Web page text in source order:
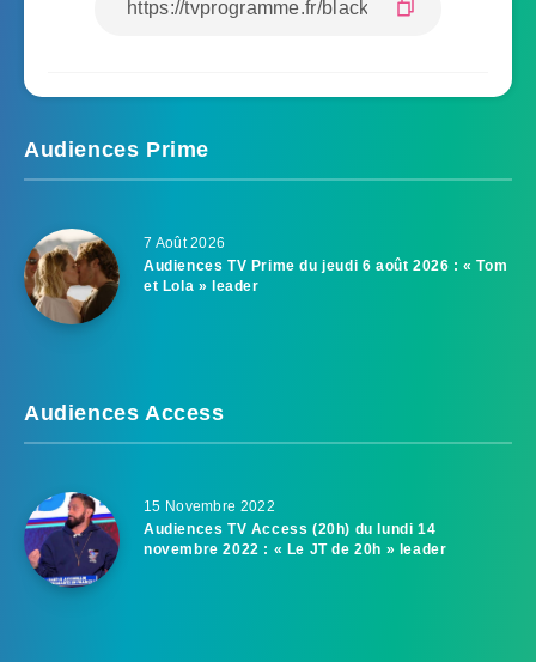
Audiences Prime
7 Août 2026
Audiences TV Prime du jeudi 6 août 2026 : « Tom
et Lola » leader
Audiences Access
15 Novembre 2022
Audiences TV Access (20h) du lundi 14
novembre 2022 : « Le JT de 20h » leader